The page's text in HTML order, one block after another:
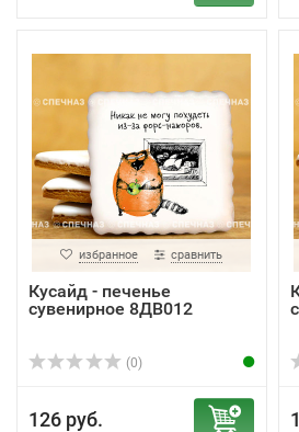
избранное сравнить
Кусайд - печенье
сувенирное 8ДВ012
(0)
126 руб.